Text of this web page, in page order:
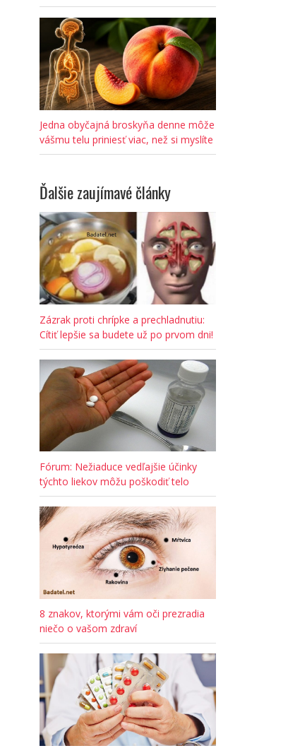
Jedna obyčajná broskyňa denne môže
vášmu telu priniesť viac, než si myslíte
Ďalšie zaujímavé články
Zázrak proti chrípke a prechladnutiu:
Cítiť lepšie sa budete už po prvom dni!
Fórum: Nežiaduce vedľajšie účinky
týchto liekov môžu poškodiť telo
8 znakov, ktorými vám oči prezradia
niečo o vašom zdraví